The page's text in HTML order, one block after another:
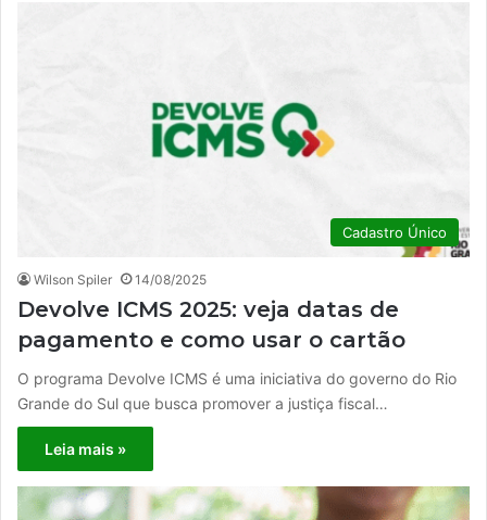
Cadastro Único
Wilson Spiler 14/08/2025
Devolve ICMS 2025: veja datas de
pagamento e como usar o cartão
O programa Devolve ICMS é uma iniciativa do governo do Rio
Grande do Sul que busca promover a justiça fiscal…
Leia mais »